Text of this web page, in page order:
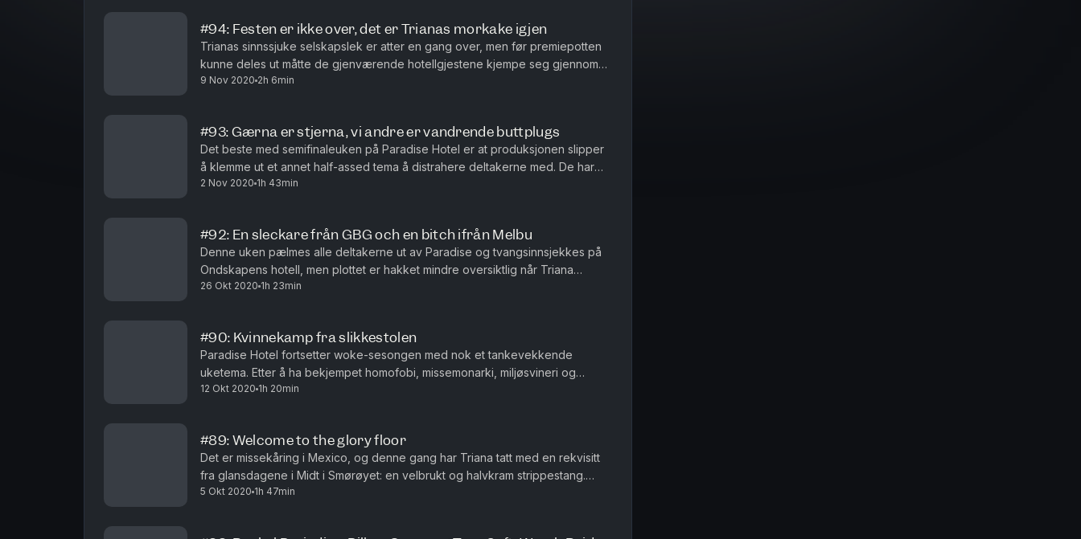
minimalt av skamfølelse og anstendighet innabords.
#94: Festen er ikke over, det er Trianas morkake igjen
Trianas sinnssjuke selskapslek er atter en gang over, men før premiepotten
kunne deles ut måtte de gjenværende hotellgjestene kjempe seg gjennom
den fryktede finaleuken. Med flust av dolker, hodeskall...
9 Nov 2020 2h 6min
#93: Gærna er stjerna, vi andre er vandrende buttplugs
Det beste med semifinaleuken på Paradise Hotel er at produksjonen slipper
å klemme ut et annet half-assed tema å distrahere deltakerne med. De har
nok å tenke på når de skal klamre seg fast til bassen...
2 Nov 2020 1h 43min
#92: En sleckare från GBG och en bitch ifrån Melbu
Denne uken pælmes alle deltakerne ut av Paradise og tvangsinnsjekkes på
Ondskapens hotell, men plottet er hakket mindre oversiktlig når Triana
skriver manus enn når Stephen King gjør det. Faktisk kan ...
26 Okt 2020 1h 23min
#90: Kvinnekamp fra slikkestolen
Paradise Hotel fortsetter woke-sesongen med nok et tankevekkende
uketema. Etter å ha bekjempet homofobi, missemonarki, miljøsvineri og
klimaforandringer, er det patriarkatet som skal pælmes over kante...
12 Okt 2020 1h 20min
#89: Welcome to the glory floor
Det er missekåring i Mexico, og denne gang har Triana tatt med en rekvisitt
fra glansdagene i Midt i Smørøyet: en velbrukt og halvkram strippestang.
Hotellgjestene gjør som de er vant til når de ser e...
5 Okt 2020 1h 47min